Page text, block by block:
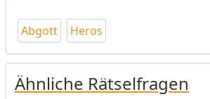
Abgott Heros
Ähnliche Rätselfragen